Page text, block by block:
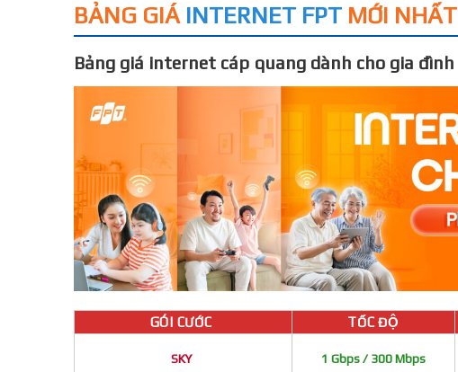
BẢNG GIÁ INTERNET FPT MỚI NHẤT
Bảng giá internet cáp quang dành cho gia đình
GÓI CƯỚC TỐC ĐỘ
SKY 1 Gbps / 300 Mbps